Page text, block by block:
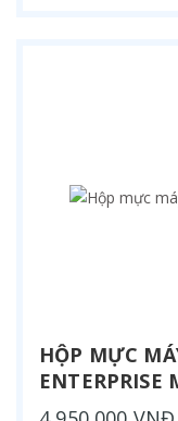
HỘP MỰC
ENTERPRISE